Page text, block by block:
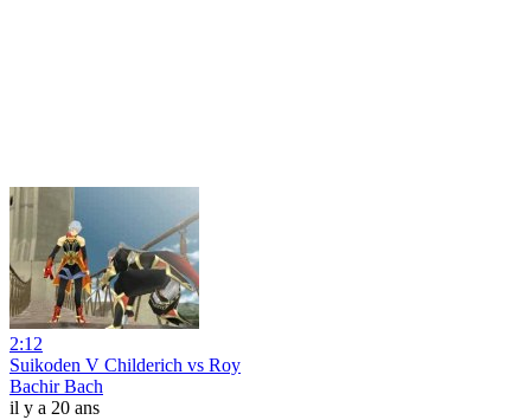
2:12
Suikoden V Childerich vs Roy
Bachir Bach
il y a 20 ans